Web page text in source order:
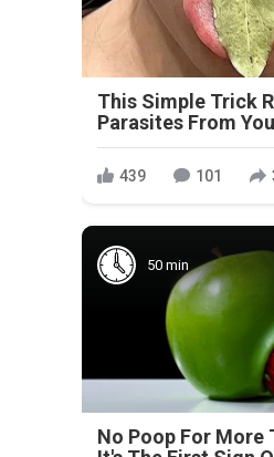
This Simple Trick
Parasites From
439 101
50 min
No Poop For More